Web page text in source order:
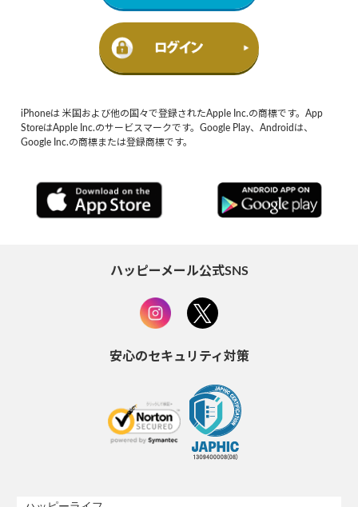
iPhoneは 米国および他の国々で登録されたApple Inc.の商標です。App
StoreはApple Inc.のサービスマークです。Google Play、Androidは、
Google Inc.の商標または登録商標です。
ハッピーメール公式SNS
安心のセキュリティ対策